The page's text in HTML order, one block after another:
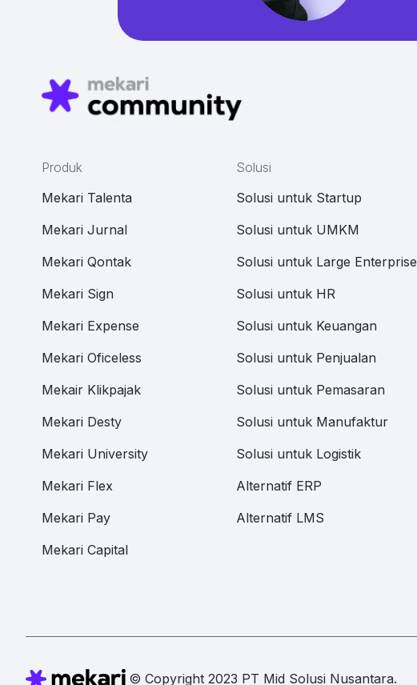
Produk
Mekari Talenta
Mekari Jurnal
Mekari Qontak
Mekari Sign
Mekari Expense
Mekari Oficeless
Mekair Klikpajak
Mekari Desty
Mekari University
Mekari Flex
Mekari Pay
Mekari Capital
Solusi
Solusi untuk Startup
Solusi untuk UMKM
Solusi untuk Large Enterprise
Solusi untuk HR
Solusi untuk Keuangan
Solusi untuk Penjualan
Solusi untuk Pemasaran
Solusi untuk Manufaktur
Solusi untuk Logistik
Alternatif ERP
Alternatif LMS
© Copyright 2023 PT Mid Solusi Nusantara.